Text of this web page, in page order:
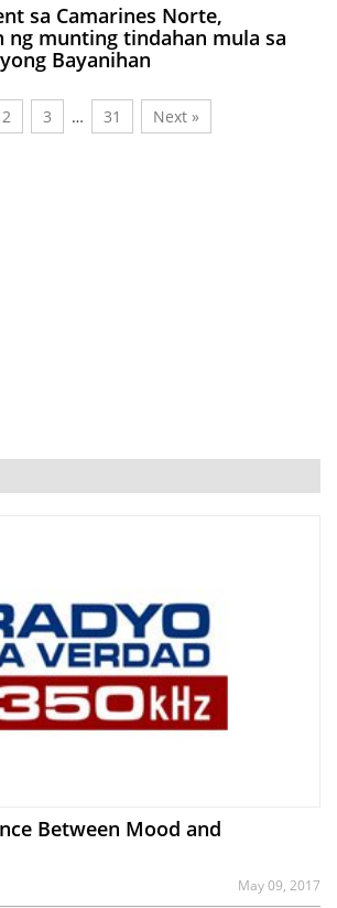
sa Camarines Norte,
ng munting tindahan mula sa
Bayanihan
2 3 … 31 Next »
Between Mood and
May 09, 2017